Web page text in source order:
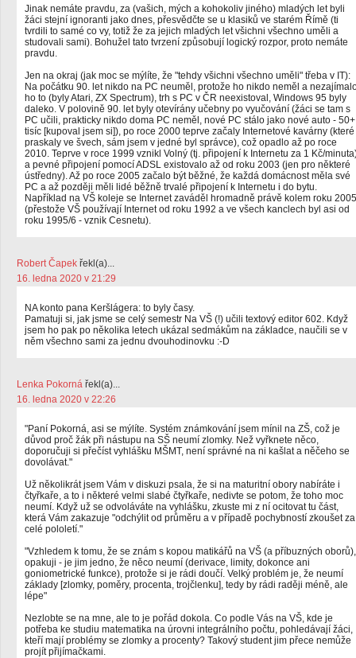
Jinak nemáte pravdu, za (vašich, mých a kohokoliv jiného) mladých let byli
žáci stejní ignoranti jako dnes, přesvědčte se u klasiků ve starém Římě (ti
tvrdili to samé co vy, totiž že za jejich mladých let všichni všechno uměli a
studovali sami). Bohužel tato tvrzení způsobují logický rozpor, proto nemáte
pravdu.
Jen na okraj (jak moc se mýlíte, že "tehdy všichni všechno uměli" třeba v IT):
Na počátku 90. let nikdo na PC neuměl, protože ho nikdo neměl a
ho to (byly Atari, ZX Spectrum), trh s PC v ČR neexistoval, Windows 95 byly
daleko. V polovině 90. let byly otevírány učebny po vyučování (žáci se tam s
PC učili, prakticky nikdo doma PC neměl, nové PC stálo jako nové auto - 50+
tisíc [kupoval jsem si]), po roce 2000 teprve začaly Internetové kavárny (které
praskaly ve švech, sám jsem v jedné byl správce), což opadlo až po roce
2010. Teprve v roce 1999 vznikl Volný (tj. připojení k Internetu za 1 Kč/
a pevné připojení pomocí ADSL existovalo až od roku 2003 (jen pro některé
ústředny). Až po roce 2005 začalo být běžné, že každá domácnost měla své
PC a až později měli lidé běžně trvalé připojení k Internetu i do bytu.
Například na VŠ koleje se Internet zaváděl hromadně právě kolem roku 2005
(přestože VŠ používají Internet od roku 1992 a ve všech kanclech byl asi od
roku 1995/6 - vznik Cesnetu).
Robert Čapek řekl(a)...
16. ledna 2020 v 21:29
NA konto pana Keršlágera: to byly časy.
Pamatuji si, jak jsme se celý semestr Na VŠ (!) učili textový editor 602. Když
jsem ho pak po několika letech ukázal sedmákům na základce, naučili se v
něm všechno sami za jednu dvouhodinovku :-D
Lenka Pokorná řekl(a)...
16. ledna 2020 v 22:26
"Paní Pokorná, asi se mýlíte. Systém známkování jsem mínil na ZŠ, což je
důvod proč žák při nástupu na SŠ neumí zlomky. Než vyřknete něco,
doporučuji si přečíst vyhlášku MŠMT, není správné na ni kašlat a něčeho se
dovolávat."
Už několikrát jsem Vám v diskuzi psala, že si na maturitní obory nabíráte i
čtyřkaře, a to i některé velmi slabé čtyřkaře, nedivte se potom, že toho moc
neumí. Když už se odvoláváte na vyhlášku, zkuste mi z ní ocitovat tu část,
která Vám zakazuje "odchýlit od průměru a v případě pochybností zkoušet za
celé pololetí."
"Vzhledem k tomu, že se znám s kopou matikářů na VŠ (a příbuzných oborů),
opakuji - je jim jedno, že něco neumí (derivace, limity, dokonce ani
goniometrické funkce), protože si je rádi doučí. Velký problém je, že neumí
základy [zlomky, poměry, procenta, trojčlenku], tedy by rádi raději méně, ale
lépe"
Nezlobte se na mne, ale to je pořád dokola. Co podle Vás na VŠ, kde je
potřeba ke studiu matematika na úrovni integrálního počtu, pohledávají žáci,
kteří mají problémy se zlomky a procenty? Takový student jim přece nemůže
projít přijímačkami.